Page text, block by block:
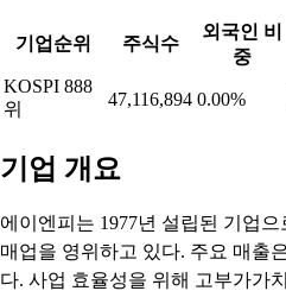
기업순위 주식수
외국인 비
중
KOSPI 888
위
47,116,894 0.00%
기업 개요
에이엔피는 1977년 설립된 기업
매업을 영위하고 있다. 주요 매출
다. 사업 효율성을 위해 고부가가